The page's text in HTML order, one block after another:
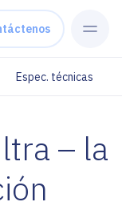
Espec. técnicas
– la